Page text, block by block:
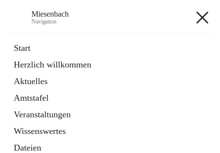
Miesenbach
Navigation
Start
Herzlich willkommen
Aktuelles
Amtstafel
Veranstaltungen
Wissenswertes
Dateien
Externe Webseite
in
Tab
Region Schneebergland
Externe Webseite
öffnet
in
neuem
Tab